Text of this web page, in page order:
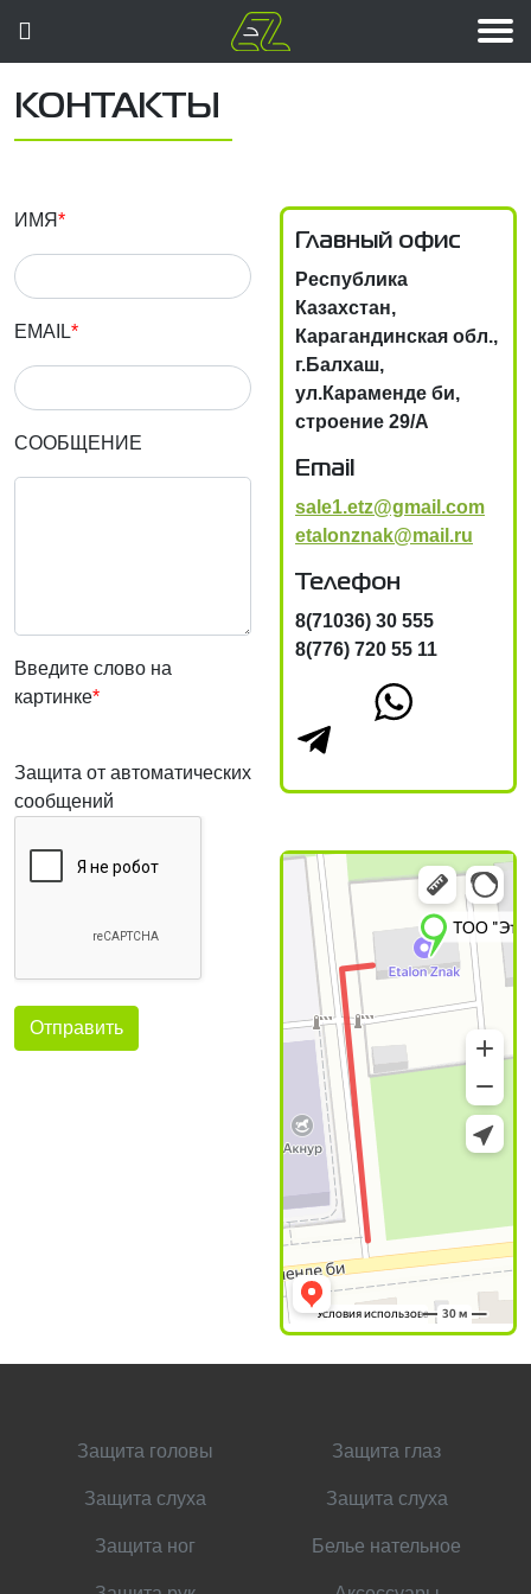
0
КОНТАКТЫ
ИМЯ*
EMAIL*
СООБЩЕНИЕ
Введите слово на
картинке*
Защита от автоматических
сообщений
Главный офис
Республика
Казахстан,
Карагандинская обл.,
г.Балхаш,
ул.Караменде би,
строение 29/А
Email
sale1.etz@gmail.com
etalonznak@mail.ru
Телефон
8(71036) 30 555
8(776) 720 55 11
Защита головы
Защита слуха
Защита ног
Защита глаз
Защита слуха
Белье нательное